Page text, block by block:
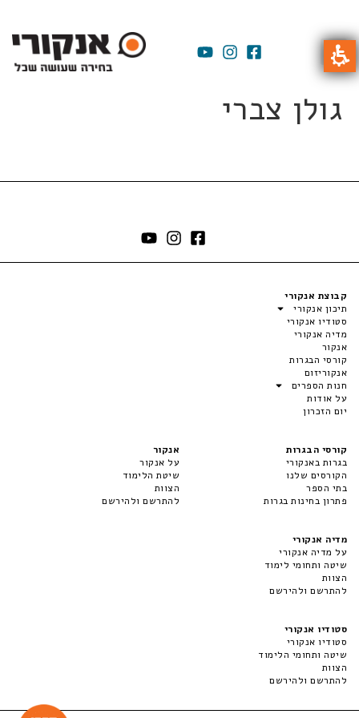
גולן צברי
קבוצת אנקורי
תיכון אנקורי
סטודיו אנקורי
מדיה אנקורי
אנקור
קורסי הבגרות
אנקוריזום
חנות הספרים
על אודות
יום הזכרון
קורסי הבגרות
בגרות באנקורי
הקורסים שלנו
בתי הספר
פתרון בחינות בגרות
אנקור
על אנקור
שיטת הלימוד
הצוות
להתרשם ולהירשם
מדיה אנקורי
על מדיה אנקורי
שיטה ותחומי לימוד
הצוות
להתרשם ולהירשם
סטודיו אנקורי
סטודיו אנקורי
שיטה ותחומי הלימוד
הצוות
להתרשם ולהירשם